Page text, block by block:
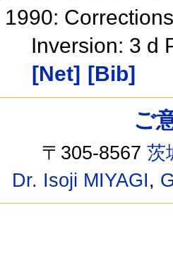
1990:
Inversion: 3 d
[Net] [Bib]
ご
〒305-8567茨
Dr. Isoji MIYAGI,